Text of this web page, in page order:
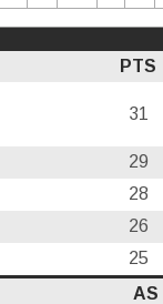
PTS
31
29
28
26
25
AS